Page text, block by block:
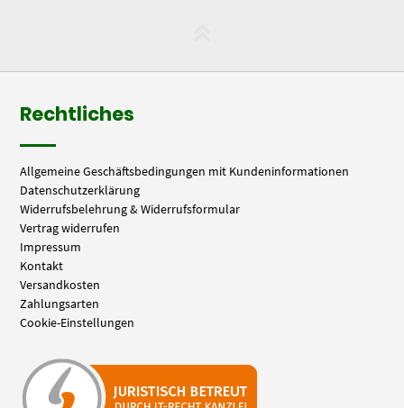
Rechtliches
Allgemeine Geschäftsbedingungen mit Kundeninformationen
Datenschutzerklärung
Widerrufsbelehrung & Widerrufsformular
Vertrag widerrufen
Impressum
Kontakt
Versandkosten
Zahlungsarten
Cookie-Einstellungen